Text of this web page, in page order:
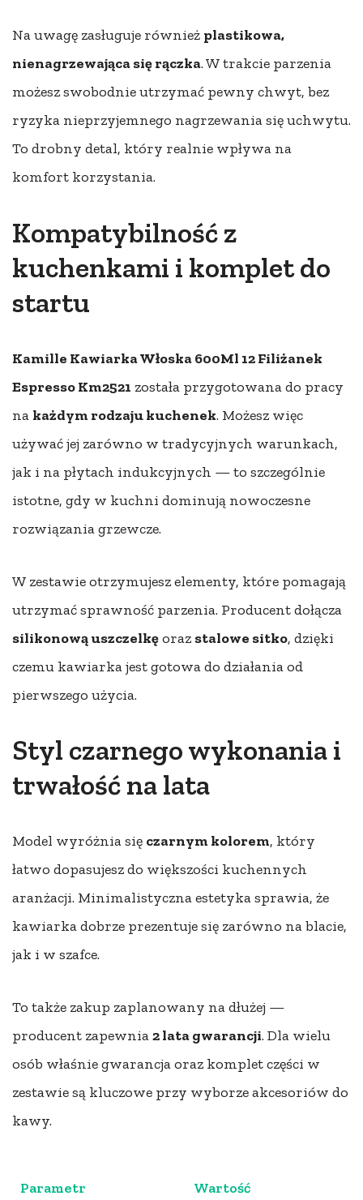
Na uwagę zasługuje również plastikowa,
nienagrzewająca się rączka. W trakcie parzenia
możesz swobodnie utrzymać pewny chwyt, bez
ryzyka nieprzyjemnego nagrzewania się uchwytu.
To drobny detal, który realnie wpływa na
komfort korzystania.
Kompatybilność z
kuchenkami i komplet do
startu
Kamille Kawiarka Włoska 600Ml 12 Filiżanek
Espresso Km2521 została przygotowana do pracy
na każdym rodzaju kuchenek. Możesz więc
używać jej zarówno w tradycyjnych warunkach,
jak i na płytach indukcyjnych — to szczególnie
istotne, gdy w kuchni dominują nowoczesne
rozwiązania grzewcze.
W zestawie otrzymujesz elementy, które pomagają
utrzymać sprawność parzenia. Producent dołącza
silikonową uszczelkęoraz stalowe sitko, dzięki
czemu kawiarka jest gotowa do działania od
pierwszego użycia.
Styl czarnego wykonania i
trwałość na lata
Model wyróżnia się czarnym kolorem, który
łatwo dopasujesz do większości kuchennych
aranżacji. Minimalistyczna estetyka sprawia, że
kawiarka dobrze prezentuje się zarówno na blacie,
jak i w szafce.
To także zakup zaplanowany na dłużej —
producent zapewnia2 lata gwarancji. Dla wielu
osób właśnie gwarancja oraz komplet części w
zestawie są kluczowe przy wyborze akcesoriów do
kawy.
Parametr Wartość